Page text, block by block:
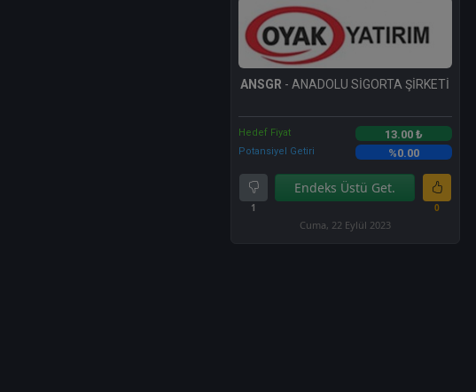
ANSGR - ANADOLU SİGORTA ŞİRKETİ
Hedef Fiyat 13.00 ₺
Potansiyel Getiri %0.00
1
Endeks Üstü Get.
0
Cuma, 22 Eylül 2023